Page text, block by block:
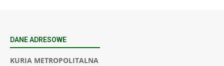
DANE ADRESOWE
KURIA METROPOLITALNA